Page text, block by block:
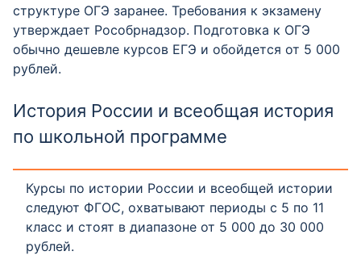
структуре ОГЭ заранее. Требования к экзамену
утверждает Рособрнадзор. Подготовка к ОГЭ
обычно дешевле курсов ЕГЭ и обойдется от 5 000
рублей.
История России и всеобщая история
по школьной программе
Курсы по истории России и всеобщей истории
следуют ФГОС, охватывают периоды с 5 по 11
класс и стоят в диапазоне от 5 000 до 30 000
рублей.